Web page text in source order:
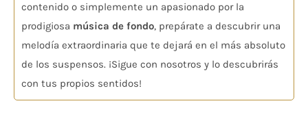
contenido o simplemente un apasionado por la
prodigiosa música de fondo, prepárate a descubrir una
melodía extraordinaria que te dejará en el más absoluto
de los suspensos. ¡Sigue con nosotros y lo descubrirás
con tus propios sentidos!